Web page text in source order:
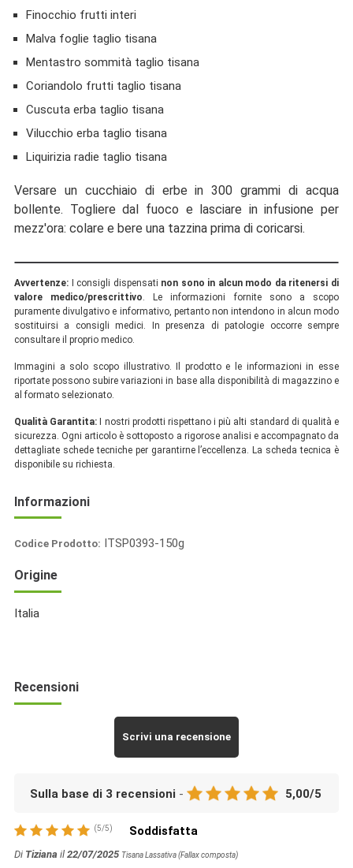
Finocchio frutti interi
Malva foglie taglio tisana
Mentastro sommità taglio tisana
Coriandolo frutti taglio tisana
Cuscuta erba taglio tisana
Vilucchio erba taglio tisana
Liquirizia radie taglio tisana
Versare un cucchiaio di erbe in 300 grammi di acqua
bollente. Togliere dal fuoco e lasciare in infusione per
mezz'ora: colare e bere una tazzina prima di coricarsi.
Avvertenze: I consigli dispensati non sono in alcun modo da ritenersi di
valore medico/prescrittivo. Le informazioni fornite sono a scopo
puramente divulgativo e informativo, pertanto non intendono in alcun modo
sostituirsi a consigli medici. In presenza di patologie occorre sempre
consultare il proprio medico.
Immagini a solo scopo illustrativo. Il prodotto e le informazioni in esse
riportate possono subire variazioni in base alla disponibilità di magazzino e
al formato selezionato.
Qualità Garantita: I nostri prodotti rispettano i più alti standard di qualità e
sicurezza. Ogni articolo è sottoposto a rigorose analisi e accompagnato da
dettagliate schede tecniche per garantirne l’eccellenza. La scheda tecnica è
disponibile su richiesta.
Informazioni
Codice Prodotto: ITSP0393-150g
Spezie
Origine
Italia
Recensioni
Scrivi una recensione
Sulla base di 3 recensioni - 5,00/5
(5/5) Soddisfatta
Di Tiziana il 22/07/2025 Tisana Lassativa (Fallax composta)